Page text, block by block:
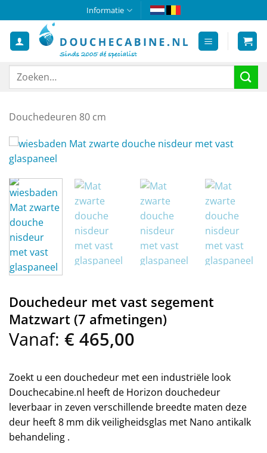
naar
inhoud
Informatie
Zoeken
Douchedeuren 80 cm
Douchedeur met vast segement
Matzwart (7 afmetingen)
Vanaf: € 465,00
Zoekt u een douchedeur met een industriële look
Douchecabine.nl heeft de Horizon douchedeur
leverbaar in zeven verschillende breedte maten deze
deur heeft 8 mm dik veiligheidsglas met Nano antikalk
behandeling .